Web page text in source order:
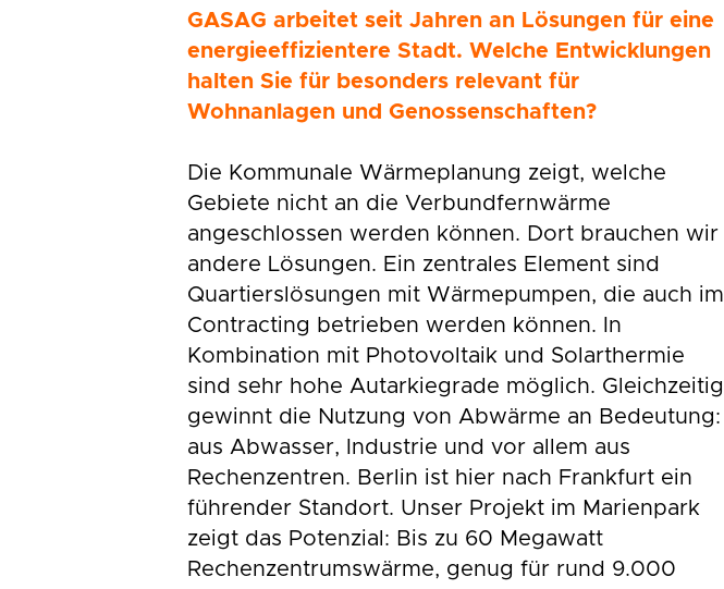
GASAG arbeitet seit Jahren an Lösungen für eine
energieeffizientere Stadt. Welche Entwicklungen
halten Sie für besonders relevant für
Wohnanlagen und Genossenschaften?
Die Kommunale Wärmeplanung zeigt, welche
Gebiete nicht an die Verbundfernwärme
angeschlossen werden können. Dort brauchen wir
andere Lösungen. Ein zentrales Element sind
Quartierslösungen mit Wärmepumpen, die auch im
Contracting betrieben werden können. In
Kombination mit Photovoltaik und Solarthermie
sind sehr hohe Autarkiegrade möglich. Gleichzeitig
gewinnt die Nutzung von Abwärme an Bedeutung:
aus Abwasser, Industrie und vor allem aus
Rechenzentren. Berlin ist hier nach Frankfurt ein
führender Standort. Unser Projekt im Marienpark
zeigt das Potenzial: Bis zu 60 Megawatt
Rechenzentrumswärme, genug für rund 9.000